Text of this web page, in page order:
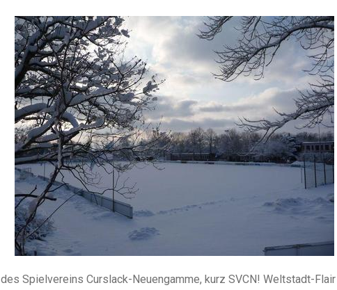
des Spielvereins Curslack-Neuengamme, kurz SVCN! Weltstadt-